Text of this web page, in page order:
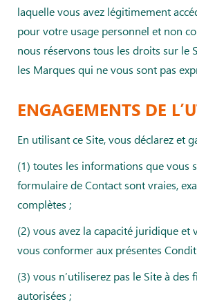
laquelle vous avez légitimement
pour votre usage personnel et non
nous réservons tous les droits sur le
les Marques qui ne vous sont pas
ENGAGEMENTS DE
En utilisant ce Site, vous déclarez et
(1) toutes les informations que vous
formulaire de Contact sont vraies,
complètes ;
(2) vous avez la capacité juridique et
vous conformer aux présentes
(3) vous n’utiliserez pas le Site à des
autorisées ;